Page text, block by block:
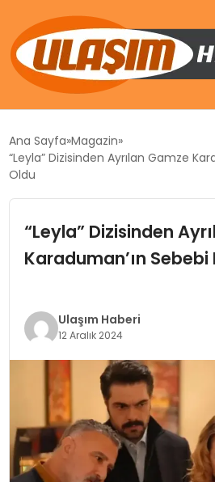
SIYASET
EKONOMI
TEKNOLOJI
SAĞLIK
YAŞAM
Ana Sayfa Magazin
“Leyla” Dizisinden Ayrılan Gamze
Oldu
“Leyla” Dizisinden
Karaduman’ın Sebebi
Ulaşım Haberi
12 Aralık 2024